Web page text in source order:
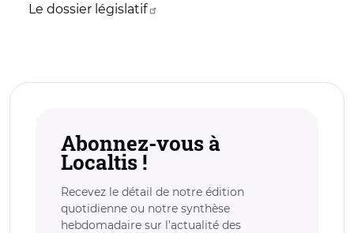
Le dossier législatif
Abonnez-vous à
Localtis !
Recevez le détail de notre édition
quotidienne ou notre synthèse
hebdomadaire sur l’actualité des